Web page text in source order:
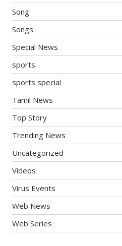
Song
Songs
Special News
sports
sports special
Tamil News
Top Story
Trending News
Uncategorized
Videos
Virus Events
Web News
Web Series